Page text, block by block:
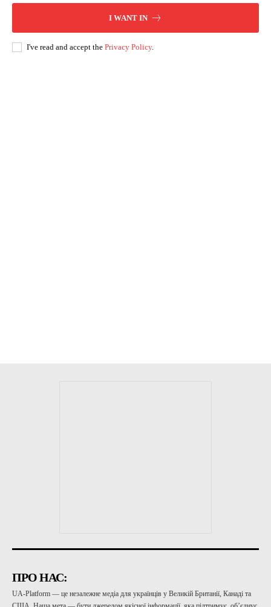
I WANT IN
I've read and accept the Privacy Policy.
ПРО НАС:
UA-Platform — це незалежне медіа для українців у Великій Британії, Канаді та